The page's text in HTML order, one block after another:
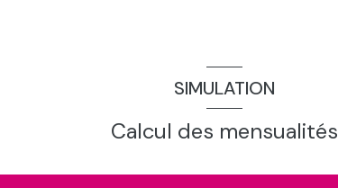
SIMULATION
Calcul des mensualités